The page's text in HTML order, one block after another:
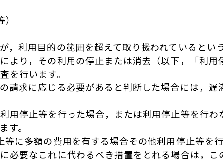
，利用目的の範囲を超えて取り扱われているとい
より，その利用の停止または消去（以下，「利
を行います。
請求に応じる必要があると判断した場合には，遅
用停止等を行った場合，または利用停止等を行
す。
等に多額の費用を有する場合その他利用停止等を
必要なこれに代わるべき措置をとれる場合は，こ